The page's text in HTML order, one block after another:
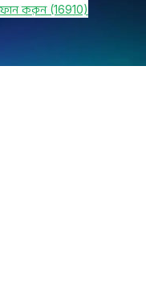
করুন (16910)